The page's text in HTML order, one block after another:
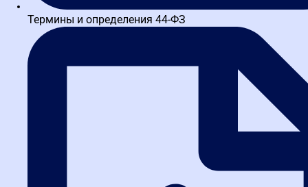
Термины и определения 44-ФЗ